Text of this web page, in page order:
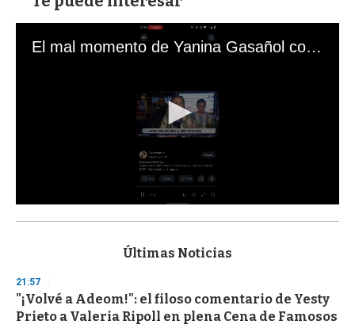
El mal momento de Yanina Gasañol con un hincha argentino en "Subrayado"
s
d
s
o
f
Últimas Noticias
21:57
"¡Volvé a Adeom!": el filoso comentario de Yesty
Prieto a Valeria Ripoll en plena Cena de Famosos